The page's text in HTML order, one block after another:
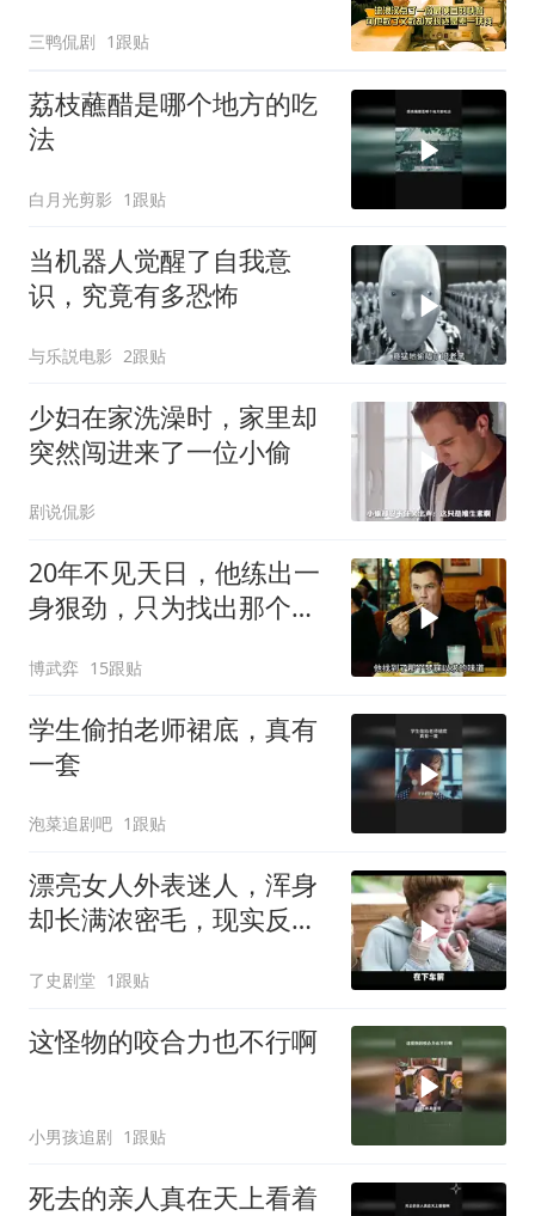
三鸭侃剧 1跟贴
荔枝蘸醋是哪个地方的吃
法
白月光剪影 1跟贴
当机器人觉醒了自我意
识，究竟有多恐怖
与乐説电影 2跟贴
少妇在家洗澡时，家里却
突然闯进来了一位小偷
剧说侃影
20年不见天日，他练出一
身狠劲，只为找出那个把
博武弈 15跟贴
学生偷拍老师裙底，真有
一套
泡菜追剧吧 1跟贴
漂亮女人外表迷人，浑身
却长满浓密毛，现实反差
了史剧堂 1跟贴
这怪物的咬合力也不行啊
小男孩追剧 1跟贴
死去的亲人真在天上看着